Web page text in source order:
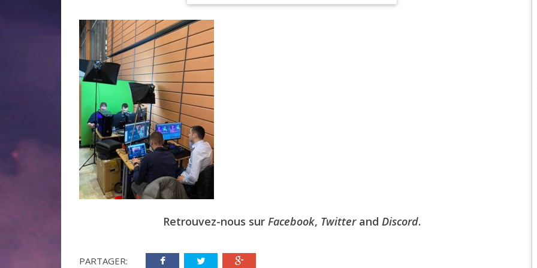
EPIC 6.2 : GOLDEN
Retrouvez-nous sur Facebook, Twitterand Discord.
PARTAGER: